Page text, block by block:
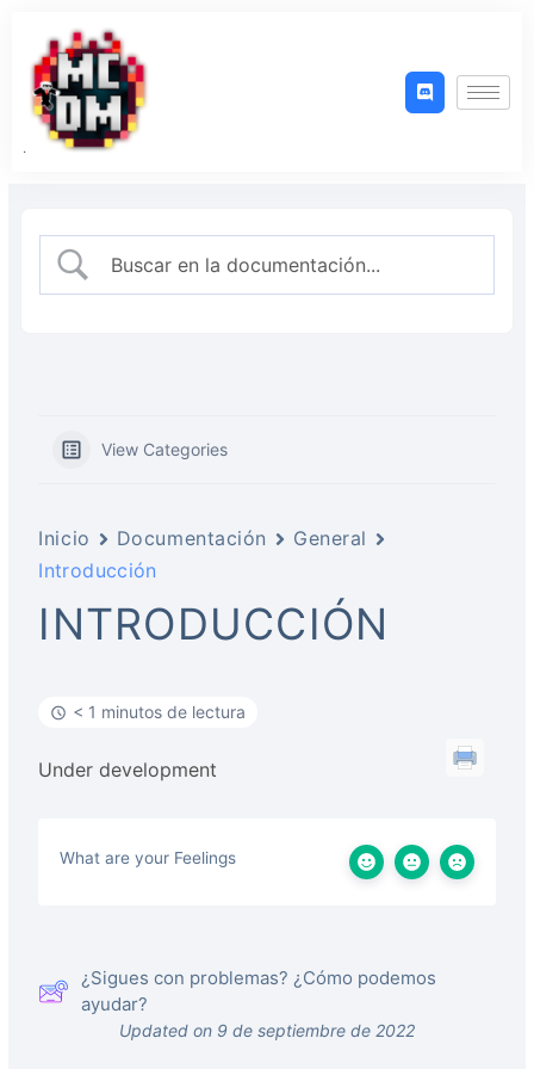
contenido
View Categories
Inicio Documentación
General
Introducción
INTRODUCCIÓN
< 1 minutos de lectura
Under development
What are your Feelings
¿Sigues con problemas? ¿Cómo podemos
ayudar?
Updated on 9 de septiembre de 2022